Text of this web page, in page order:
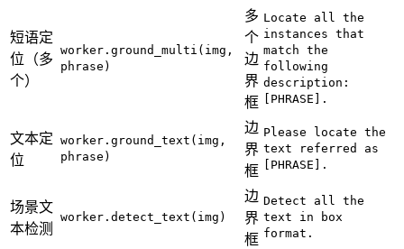
短语定
位（多
个）
worker.ground_multi(img,
phrase)
多
个
边
界
框
Locate all the
instances that
match the
following
description:
[PHRASE].
文本定
位
worker.ground_text(img,
phrase)
边
界
框
Please locate the
text referred as
[PHRASE].
场景文
本检测
worker.detect_text(img)
边
界
框
Detect all the
text in box
format.